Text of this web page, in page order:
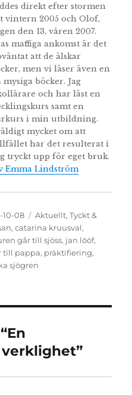
direkt efter stormen
vintern 2005 och Olof,
den 13, våren 2007.
maffiga ankomst är det
att de älskar
men vi läser även en
böcker. Jag
och har läst en
samt en
i min utbildning.
mycket om att
har det resulterat i
tryckt upp för eget bruk.
Emma Lindström
10-08 Kategorier
Aktuellt,Tyckt &
,catarina kruusval,
går till sjöss, jan lööf,
till pappa, präktifiering,
sjögren